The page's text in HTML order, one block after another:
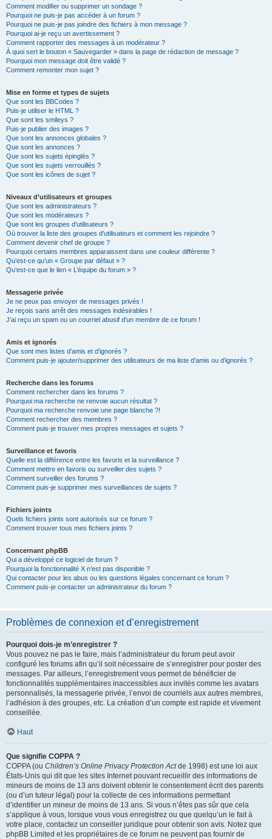
Comment modifier ou supprimer un sondage ?
Pourquoi ne puis-je pas accéder à un forum ?
Pourquoi ne puis-je pas joindre des fichiers à mon message ?
Pourquoi ai-je reçu un avertissement ?
Comment rapporter des messages à un modérateur ?
À quoi sert le bouton « Sauvegarder » dans la page de rédaction de message ?
Pourquoi mon message doit être validé ?
Comment remonter mon sujet ?
Mise en forme et types de sujets
Que sont les BBCodes ?
Puis-je utiliser le HTML ?
Que sont les smileys ?
Puis-je publier des images ?
Que sont les annonces globales ?
Que sont les annonces ?
Que sont les sujets épinglés ?
Que sont les sujets verrouillés ?
Que sont les icônes de sujet ?
Niveaux d’utilisateurs et groupes
Que sont les administrateurs ?
Que sont les modérateurs ?
Que sont les groupes d’utilisateurs ?
Où trouver la liste des groupes d’utilisateurs et comment les rejoindre ?
Comment devenir chef de groupe ?
Pourquoi certains membres apparaissent dans une couleur différente ?
Qu’est-ce qu’un « Groupe par défaut » ?
Qu’est-ce que le lien « L’équipe du forum » ?
Messagerie privée
Je ne peux pas envoyer de messages privés !
Je reçois sans arrêt des messages indésirables !
J’ai reçu un spam ou un courriel abusif d’un membre de ce forum !
Amis et ignorés
Que sont mes listes d’amis et d’ignorés ?
Comment puis-je ajouter/supprimer des utilisateurs de ma liste d’amis ou d’ignorés ?
Recherche dans les forums
Comment rechercher dans les forums ?
Pourquoi ma recherche ne renvoie aucun résultat ?
Pourquoi ma recherche renvoie une page blanche ?!
Comment rechercher des membres ?
Comment puis-je trouver mes propres messages et sujets ?
Surveillance et favoris
Quelle est la différence entre les favoris et la surveillance ?
Comment mettre en favoris ou surveiller des sujets ?
Comment surveiller des forums ?
Comment puis-je supprimer mes surveillances de sujets ?
Fichiers joints
Quels fichiers joints sont autorisés sur ce forum ?
Comment trouver tous mes fichiers joints ?
Concernant phpBB
Qui a développé ce logiciel de forum ?
Pourquoi la fonctionnalité X n’est pas disponible ?
Qui contacter pour les abus ou les questions légales concernant ce forum ?
Comment puis-je contacter un administrateur du forum ?
Problèmes de connexion et d’enregistrement
Pourquoi dois-je m’enregistrer ?
Vous pouvez ne pas le faire, mais l’administrateur du forum peut avoir
configuré les forums afin qu’il soit nécessaire de s’enregistrer pour poster des
messages. Par ailleurs, l’enregistrement vous permet de bénéficier de
fonctionnalités supplémentaires inaccessibles aux invités comme les avatars
personnalisés, la messagerie privée, l’envoi de courriels aux autres membres,
l’adhésion à des groupes, etc. La création d’un compte est rapide et vivement
conseillée.
Haut
Que signifie COPPA ?
COPPA (ou Children’s Online Privacy Protection Actde 1998) est une loi aux
États-Unis qui dit que les sites Internet pouvant recueillir des informations de
mineurs de moins de 13 ans doivent obtenir le consentement écrit des parents
(ou d’un tuteur légal) pour la collecte de ces informations permettant
d’identifier un mineur de moins de 13 ans. Si vous n’êtes pas sûr que cela
s’applique à vous, lorsque vous vous enregistrez ou que quelqu’un le fait à
votre place, contactez un conseiller juridique pour obtenir son avis. Notez que
phpBB Limited et les propriétaires de ce forum ne peuvent pas fournir de